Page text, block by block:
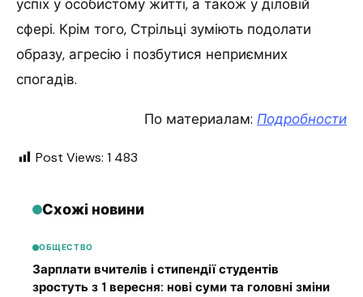
успіх у особистому житті, а також у діловій
сфері. Крім того, Стрільці зуміють подолати
образу, агресію і позбутися неприємних
спогадів.
По материалам: Подробности
Post Views: 1 483
Схожі новини
ОБЩЕСТВО
Зарплати вчителів і стипендії студентів
зростуть з 1 вересня: нові суми та головні зміни